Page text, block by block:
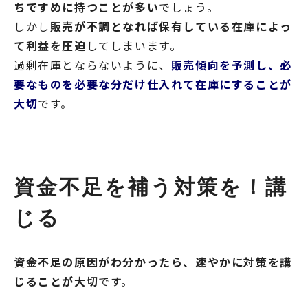
ちですめに持つことが多いでしょう。
しかし 販売が不調となれば保有している在庫によっ
て利益を圧迫 してしまいます。
過剰在庫とならないように、 販売傾向を予測し、必
要なものを必要な分だけ仕入れて在庫にすることが
大切です。
資金不足を補う対策を！講
じる
資金不足の原因がわ分かったら、速やかに対策を講
じることが大切です。